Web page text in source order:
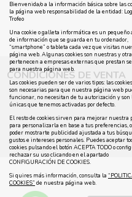
CONDICIONES DE VENTA
Bienvenida/o a la información básica sobre las
la página web responsabilidad de la entidad:
Trofeo
Una cookie o galleta informática es un pequeño
de información que se guarda en tu ordenador,
“smartphone” o tableta cada vez que visitas
página web. Algunas cookies son nuestras y
pertenecen a empresas externas que prestan
para nuestra página web.
Las cookies pueden ser de varios tipos: las
son necesarias para que nuestra página web
funcionar, no necesitan de tu autorización y son
únicas que tenemos activadas por defecto.
El resto de cookies sirven para mejorar nuestra
para personalizarla en base a tus preferencias,
poder mostrarte publicidad ajustada a tus
gustos e intereses personales. Puedes aceptar
cookies pulsando el botón ACEPTA TODO o
rechazar su uso clicando en el apartado
CONFIGURACIÓN DE COOKIES.
Si quires más información, consulta la
COOKIES” de nuestra página web.